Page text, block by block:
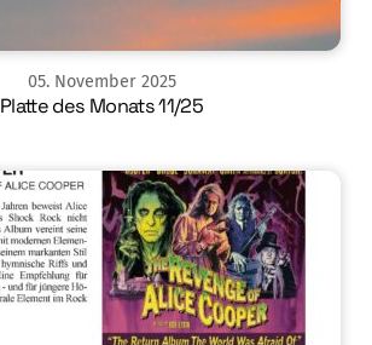
05. November 2025
Platte des Monats 11/25